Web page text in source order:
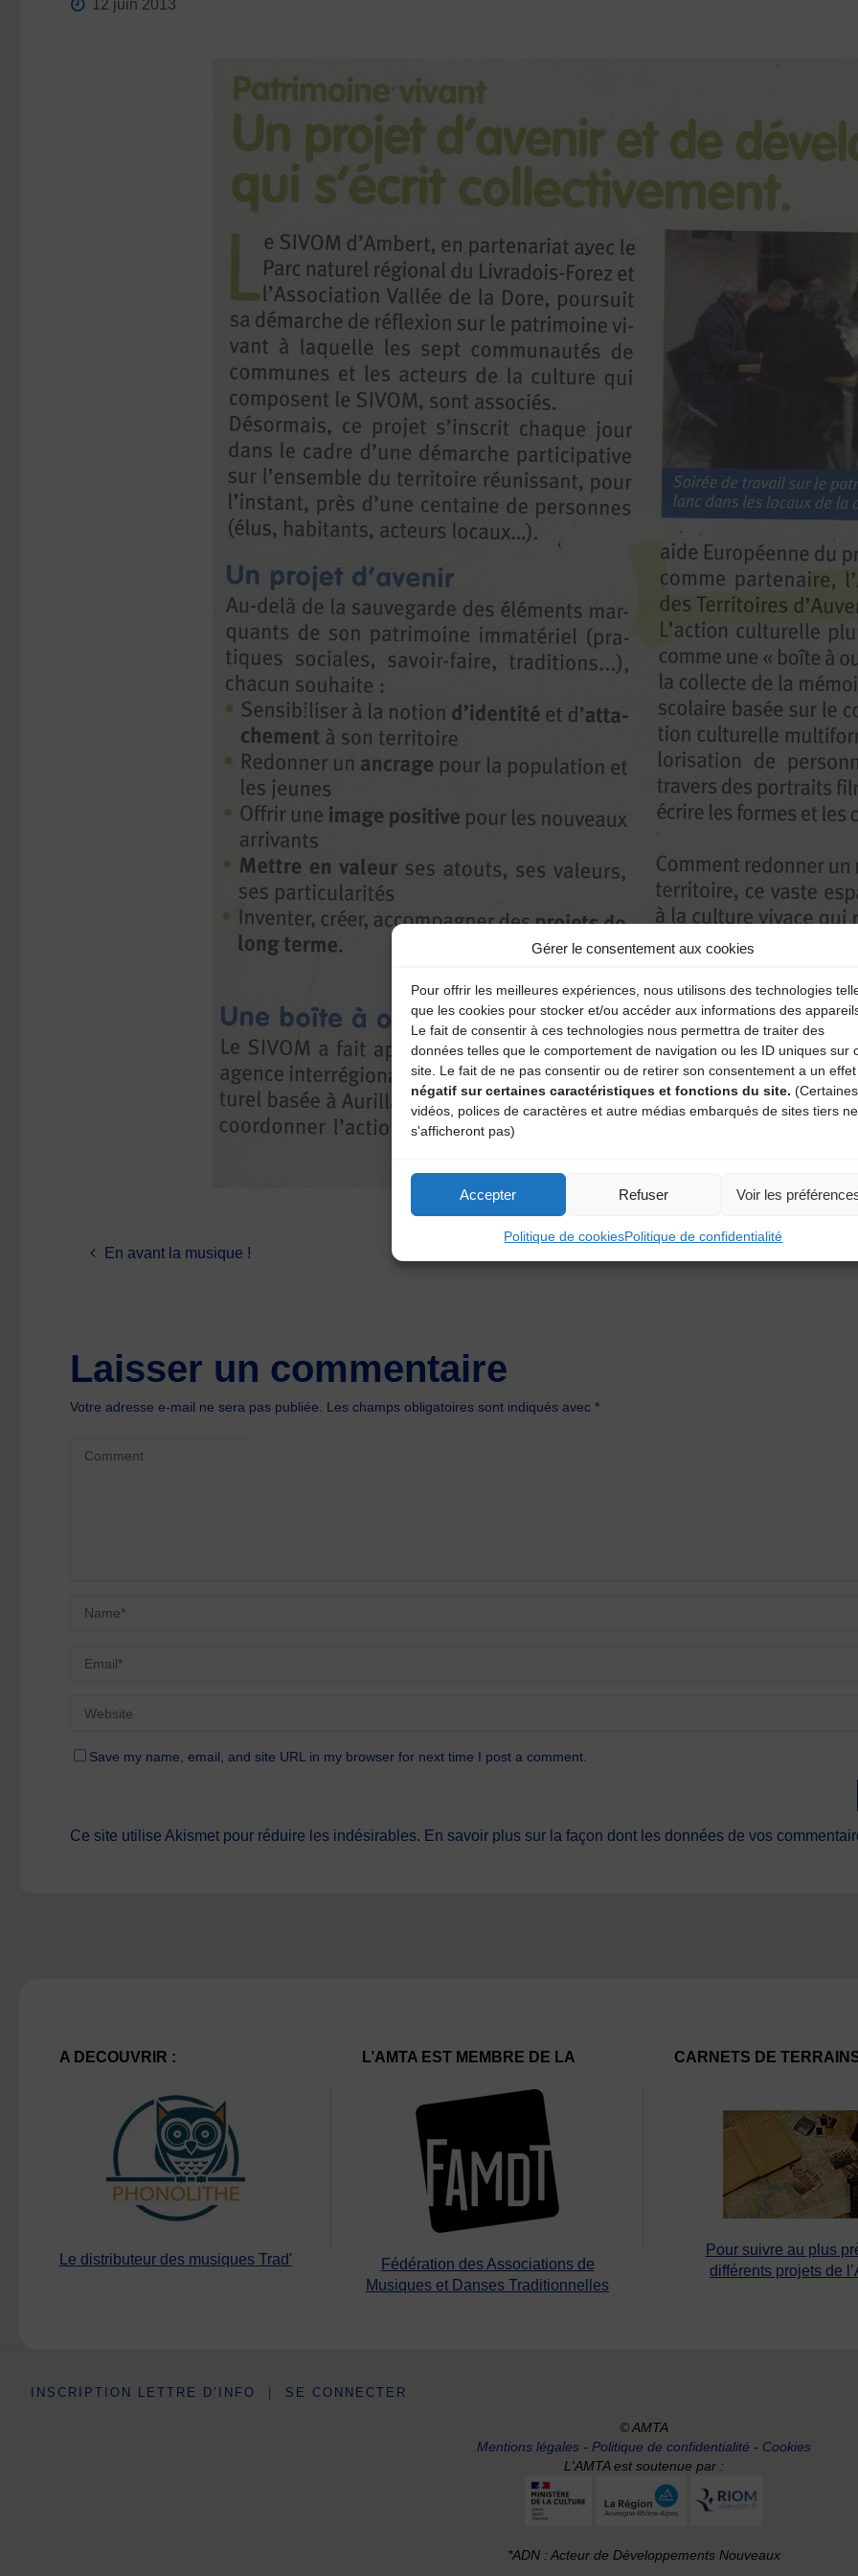
Gérer le consentement aux cookies
Pour offrir les meilleures expériences, nous utilisons des technologies
que les cookies pour stocker et/ou accéder aux informations des
Le fait de consentir à ces technologies nous permettra de traiter des
données telles que le comportement de navigation ou les ID uniques sur
site. Le fait de ne pas consentir ou de retirer son consentement a un effet
négatif sur certaines caractéristiques et fonctions du site. (Certaines
vidéos, polices de caractères et autre médias embarqués de sites tiers ne
s'afficheront pas)
Accepter Refuser Voir les
Politique de cookiesPolitique de confidentialité
12 juin 2013
En avant la musique !
Laisser un commentaire
Votre adresse e-mail ne sera pas publiée. Les champs obligatoires sont indiqués avec*
Save my name, email, and site URL in my browser for next time I post a comment.
Ce site utilise Akismet pour réduire les indésirables. En savoir plus sur la façon dont les données de vos
A DECOUVRIR :
Le distributeur des musiques Trad'
L’AMTA EST MEMBRE DE LA
Fédération des Associations de
Musiques et Danses Traditionnelles
CARNETS DE
Pour suivre au plus
différents projets de
INSCRIPTION LETTRE D’INFO | SE CONNECTER
© AMTA
Mentions légales- Politique de confidentialité - Cookies
L'AMTA est soutenue par :
*ADN : Acteur de Développements Nouveaux